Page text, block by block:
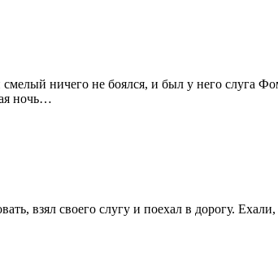
ничего не боялся, и был у него слуга
ночь…
взял своего слугу и поехал в дорогу.